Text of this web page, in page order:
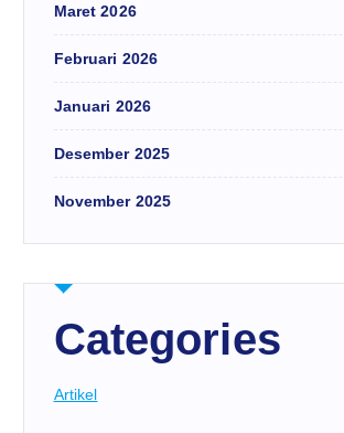
Maret 2026
Februari 2026
Januari 2026
Desember 2025
November 2025
Categories
Artikel